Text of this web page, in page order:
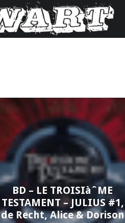
BD – LE TROISIàˆME
TESTAMENT – JULIUS #1,
de Recht, Alice & Dorison